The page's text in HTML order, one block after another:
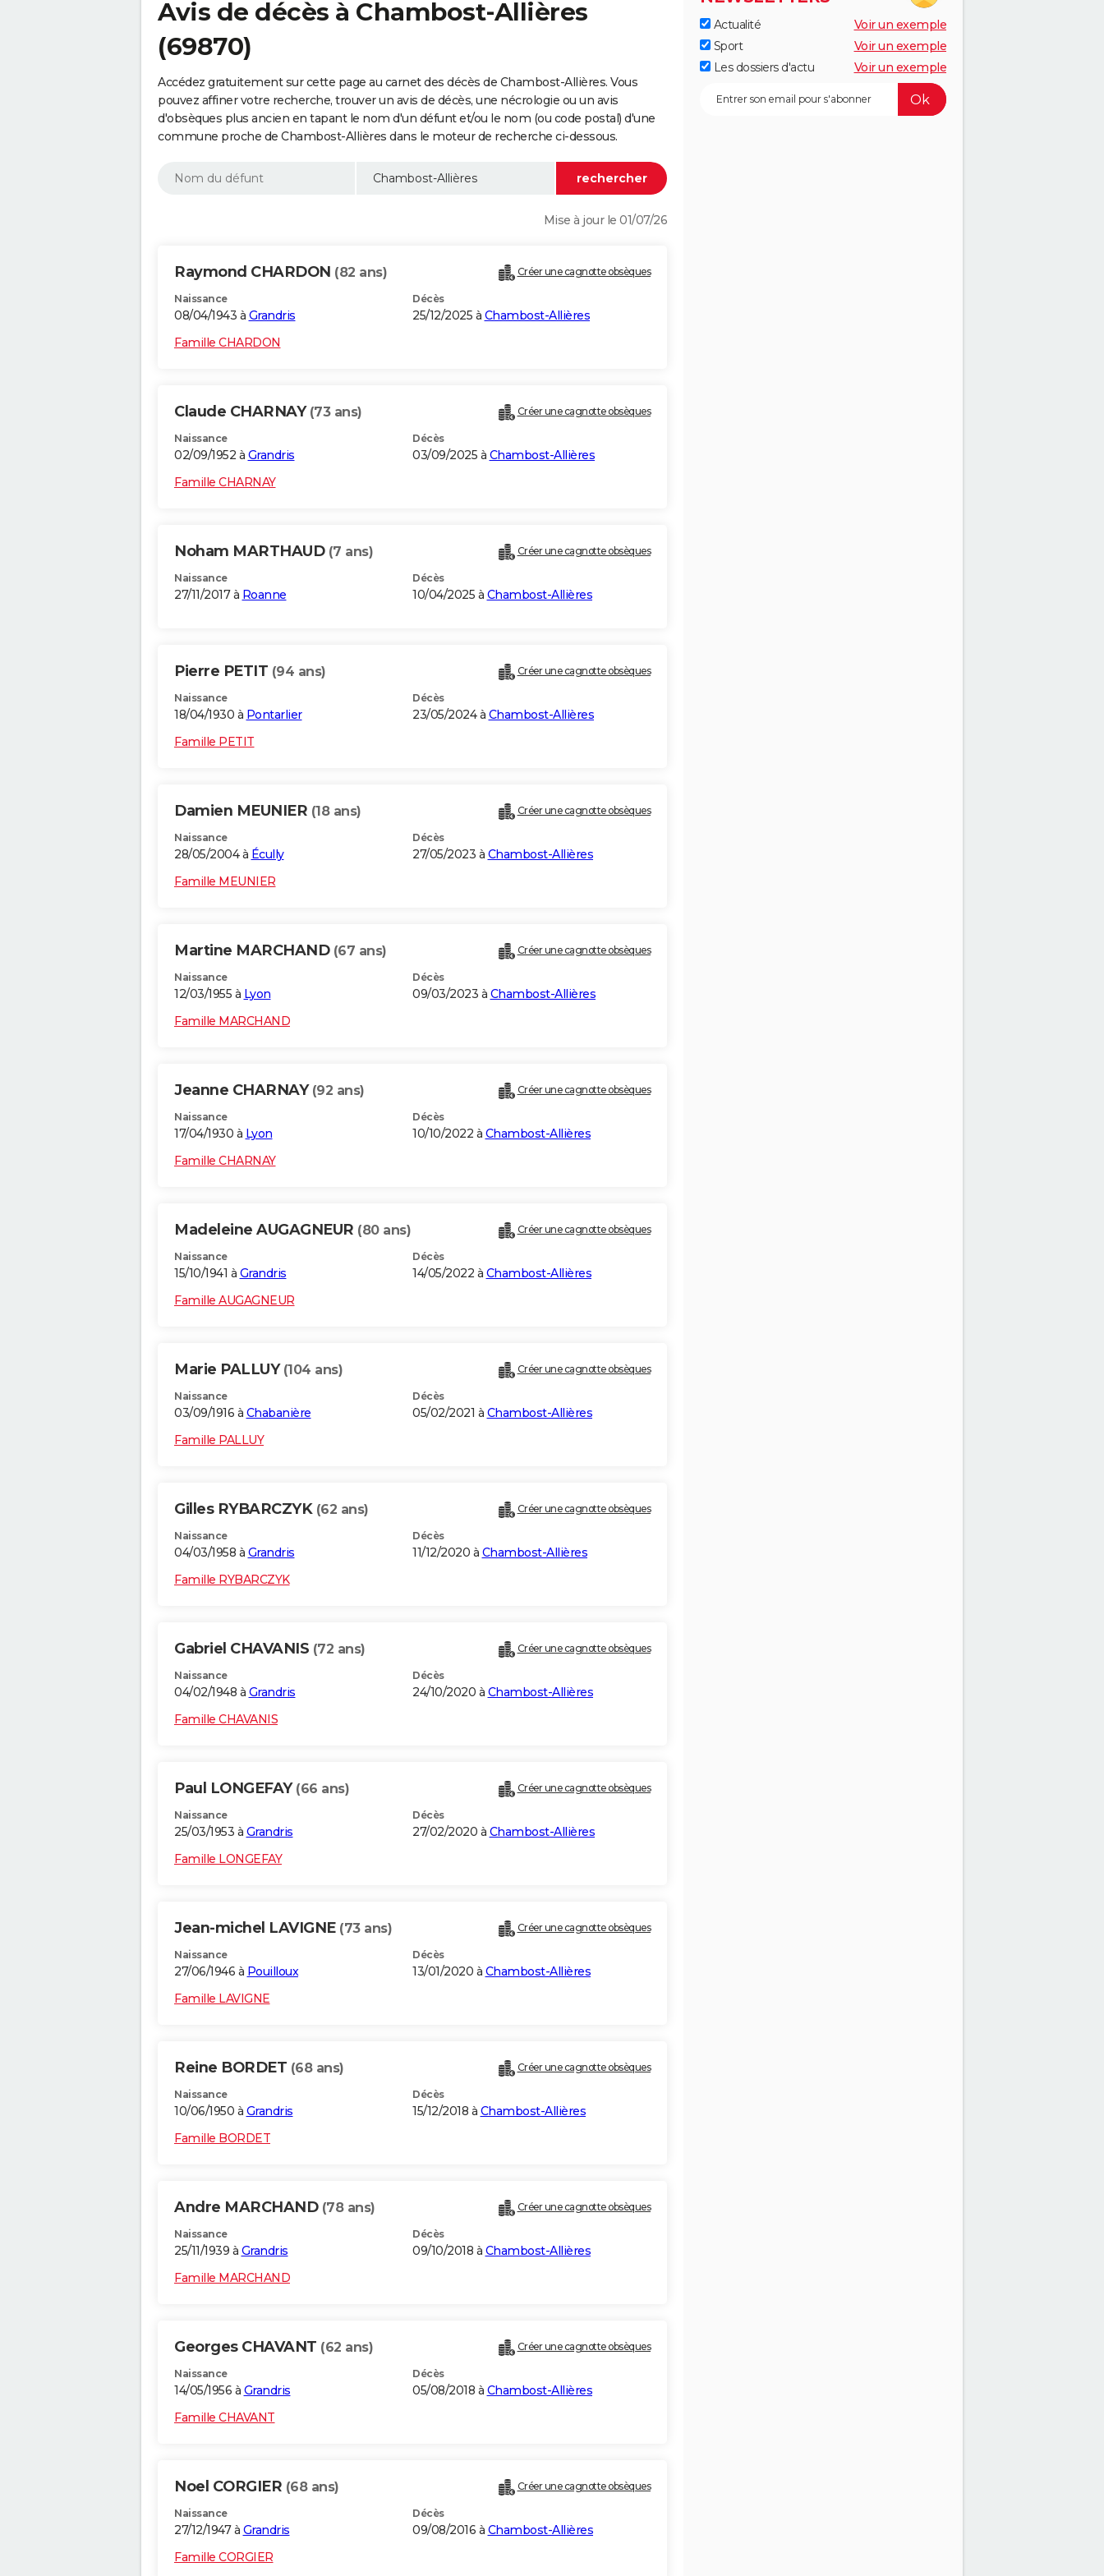
Avis de décès à Chambost-Allières
(69870)
Accédez gratuitement sur cette page au carnet des décès de Chambost-Allières. Vous
pouvez affiner votre recherche, trouver un avis de décès, une nécrologie ou un avis
d'obsèques plus ancien en tapant le nom d'un défunt et/ou le nom (ou code postal) d'une
commune proche de Chambost-Allières dans le moteur de recherche ci-dessous.
Mise à jour le 01/07/26
Raymond CHARDON (82 ans) Créer une cagnotte obsèques
Naissance
08/04/1943 à Grandris
Décès
25/12/2025 à Chambost-Allières
Famille CHARDON
Claude CHARNAY (73 ans) Créer une cagnotte obsèques
Naissance
02/09/1952 à Grandris
Décès
03/09/2025 à Chambost-Allières
Famille CHARNAY
Noham MARTHAUD (7 ans) Créer une cagnotte obsèques
Naissance
27/11/2017 à Roanne
Décès
10/04/2025 à Chambost-Allières
Pierre PETIT (94 ans) Créer une cagnotte obsèques
Naissance
18/04/1930 à Pontarlier
Décès
23/05/2024 à Chambost-Allières
Famille PETIT
Damien MEUNIER (18 ans) Créer une cagnotte obsèques
Naissance
28/05/2004 à Écully
Décès
27/05/2023 à Chambost-Allières
Famille MEUNIER
Martine MARCHAND (67 ans) Créer une cagnotte obsèques
Naissance
12/03/1955 à Lyon
Décès
09/03/2023 à Chambost-Allières
Famille MARCHAND
Jeanne CHARNAY (92 ans) Créer une cagnotte obsèques
Naissance
17/04/1930 à Lyon
Décès
10/10/2022 à Chambost-Allières
Famille CHARNAY
Madeleine AUGAGNEUR (80 ans) Créer une cagnotte obsèques
Naissance
15/10/1941 à Grandris
Décès
14/05/2022 à Chambost-Allières
Famille AUGAGNEUR
Marie PALLUY (104 ans) Créer une cagnotte obsèques
Naissance
03/09/1916 à Chabanière
Décès
05/02/2021 à Chambost-Allières
Famille PALLUY
Gilles RYBARCZYK (62 ans) Créer une cagnotte obsèques
Naissance
04/03/1958 à Grandris
Décès
11/12/2020 à Chambost-Allières
Famille RYBARCZYK
Gabriel CHAVANIS (72 ans) Créer une cagnotte obsèques
Naissance
04/02/1948 à Grandris
Décès
24/10/2020 à Chambost-Allières
Famille CHAVANIS
Paul LONGEFAY (66 ans) Créer une cagnotte obsèques
Naissance
25/03/1953 à Grandris
Décès
27/02/2020 à Chambost-Allières
Famille LONGEFAY
Jean-michel LAVIGNE (73 ans) Créer une cagnotte obsèques
Naissance
27/06/1946 à Pouilloux
Décès
13/01/2020 à Chambost-Allières
Famille LAVIGNE
Reine BORDET (68 ans) Créer une cagnotte obsèques
Naissance
10/06/1950 à Grandris
Décès
15/12/2018 à Chambost-Allières
Famille BORDET
Andre MARCHAND (78 ans) Créer une cagnotte obsèques
Naissance
25/11/1939 à Grandris
Décès
09/10/2018 à Chambost-Allières
Famille MARCHAND
Georges CHAVANT (62 ans) Créer une cagnotte obsèques
Naissance
14/05/1956 à Grandris
Décès
05/08/2018 à Chambost-Allières
Famille CHAVANT
Noel CORGIER (68 ans) Créer une cagnotte obsèques
Naissance
27/12/1947 à Grandris
Décès
09/08/2016 à Chambost-Allières
Famille CORGIER
Actualité
Voir un exemple
Sport
Voir un exemple
Les dossiers d'actu
Voir un exemple